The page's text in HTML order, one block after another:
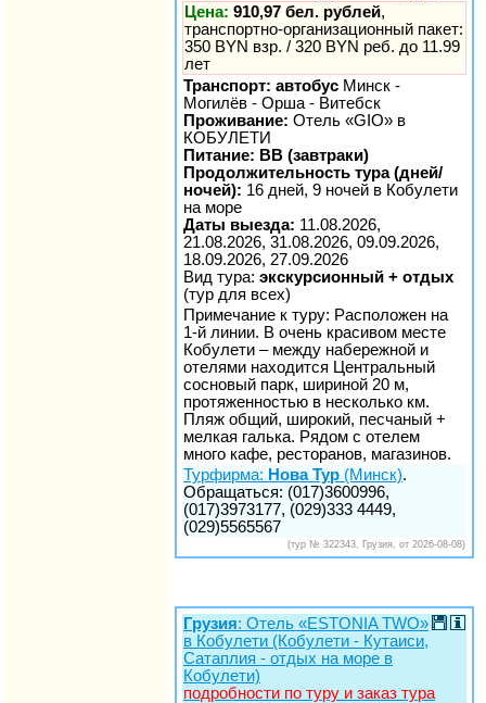
Цена: 910,97 бел. рублей,
транспортно-организационный пакет:
350 BYN взр. / 320 BYN реб. до 11.99
лет
Транспорт: автобус Минск -
Могилёв - Орша - Витебск
Проживание: Отель «GIO» в
КОБУЛЕТИ
Питание: BB (завтраки)
Продолжительность тура (дней/
ночей): 16 дней, 9 ночей в Кобулети
на море
Даты выезда: 11.08.2026,
21.08.2026, 31.08.2026, 09.09.2026,
18.09.2026, 27.09.2026
Вид тура: экскурсионный + отдых
(тур для всех)
Примечание к туру: Расположен на
1-й линии. В очень красивом месте
Кобулети – между набережной и
отелями находится Центральный
сосновый парк, шириной 20 м,
протяженностью в несколько км.
Пляж общий, широкий, песчаный +
мелкая галька. Рядом с отелем
много кафе, ресторанов, магазинов.
Турфирма: Нова Тур (Минск).
Обращаться: (017)3600996,
(017)3973177, (029)333 4449,
(029)5565567
(тур № 322343, Грузия, от 2026-08-08)
Грузия: Отель «ESTONIA TWO»
в Кобулети (Кобулети - Кутаиси,
Сатаплия - отдых на море в
Кобулети)
подробности по туру и заказ тура